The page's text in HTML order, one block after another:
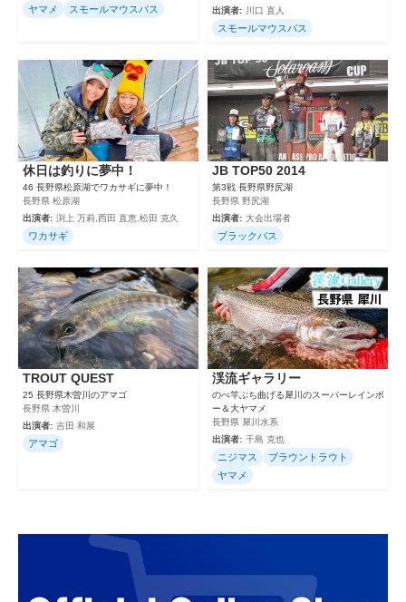
ヤマメ スモールマウスバス
出演者:
川口 直人
スモールマウスバス
休日は釣りに夢中！
46 長野県松原湖でワカサギに夢中！
長野県 松原湖
出演者: 渕上 万莉,西田 直恵,松田 克久
ワカサギ
JB TOP50 2014
第3戦 長野県野尻湖
長野県 野尻湖
出演者: 大会出場者
ブラックバス
TROUT QUEST
25 長野県木曽川のアマゴ
長野県 木曽川
出演者: 吉田 和展
アマゴ
渓流ギャラリー
のべ竿ぶち曲げる犀川のスーパーレインボ
ー＆大ヤマメ
長野県 犀川水系
出演者: 千島 克也
ニジマス
ブラウントラウト
ヤマメ